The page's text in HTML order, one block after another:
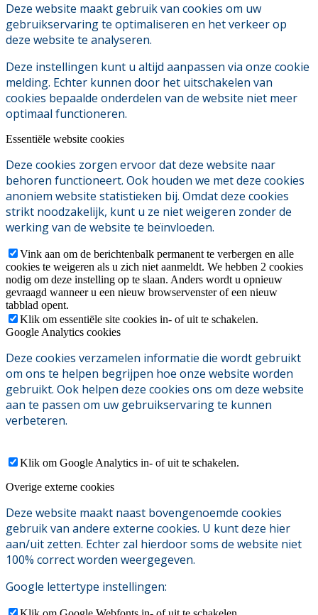
Deze website maakt gebruik van cookies om uw
gebruikservaring te optimaliseren en het verkeer op
deze website te analyseren.
Deze instellingen kunt u altijd aanpassen via onze cookie
melding. Echter kunnen door het uitschakelen van
cookies bepaalde onderdelen van de website niet meer
optimaal functioneren.
Essentiële website cookies
Deze cookies zorgen ervoor dat deze website naar
behoren functioneert. Ook houden we met deze cookies
anoniem website statistieken bij. Omdat deze cookies
strikt noodzakelijk, kunt u ze niet weigeren zonder de
werking van de website te beïnvloeden.
Vink aan om de berichtenbalk permanent te verbergen en alle
cookies te weigeren als u zich niet aanmeldt. We hebben 2 cookies
nodig om deze instelling op te slaan. Anders wordt u opnieuw
gevraagd wanneer u een nieuw browservenster of een nieuw
tabblad opent.
Klik om essentiële site cookies in- of uit te schakelen.
Google Analytics cookies
Deze cookies verzamelen informatie die wordt gebruikt
om ons te helpen begrijpen hoe onze website worden
gebruikt. Ook helpen deze cookies ons om deze website
aan te passen om uw gebruikservaring te kunnen
verbeteren.
Klik om Google Analytics in- of uit te schakelen.
Overige externe cookies
Deze website maakt naast bovengenoemde cookies
gebruik van andere externe cookies. U kunt deze hier
aan/uit zetten. Echter zal hierdoor soms de website niet
100% correct worden weergegeven.
Google lettertype instellingen: